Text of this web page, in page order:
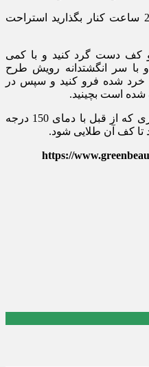
روی خمیر را پوشانده و به مدت 2 ساعت کنار بگذارید استراحت
و کف دست گرد کنید و با کمی
با سر انگشتدانه رویش طرح
خرد شده فرو کنید و سپس در
شده است بچینید.
شیرینی را به مدت 30 دقیقه در فری که از قبل با دمای 150 درجه
تا کف آن طلایی شود.
https://